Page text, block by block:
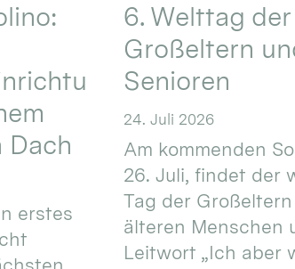
Dach
erstes
6. Welttag der
Großeltern
Senioren
24. Juli 2026
Am kommenden
26. Juli, findet der
Tag der
älteren Menschen
Leitwort „Ich aber